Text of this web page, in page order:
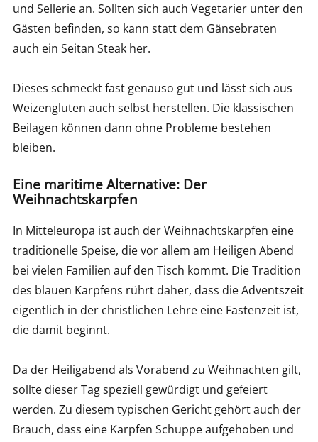
und Sellerie an. Sollten sich auch Vegetarier unter den
Gästen befinden, so kann statt dem Gänsebraten
auch ein Seitan Steak her.
Dieses schmeckt fast genauso gut und lässt sich aus
Weizengluten auch selbst herstellen. Die klassischen
Beilagen können dann ohne Probleme bestehen
bleiben.
Eine maritime Alternative: Der
Weihnachtskarpfen
In Mitteleuropa ist auch der Weihnachtskarpfen eine
traditionelle Speise, die vor allem am Heiligen Abend
bei vielen Familien auf den Tisch kommt. Die Tradition
des blauen Karpfens rührt daher, dass die Adventszeit
eigentlich in der christlichen Lehre eine Fastenzeit ist,
die damit beginnt.
Da der Heiligabend als Vorabend zu Weihnachten gilt,
sollte dieser Tag speziell gewürdigt und gefeiert
werden. Zu diesem typischen Gericht gehört auch der
Brauch, dass eine Karpfen Schuppe aufgehoben und